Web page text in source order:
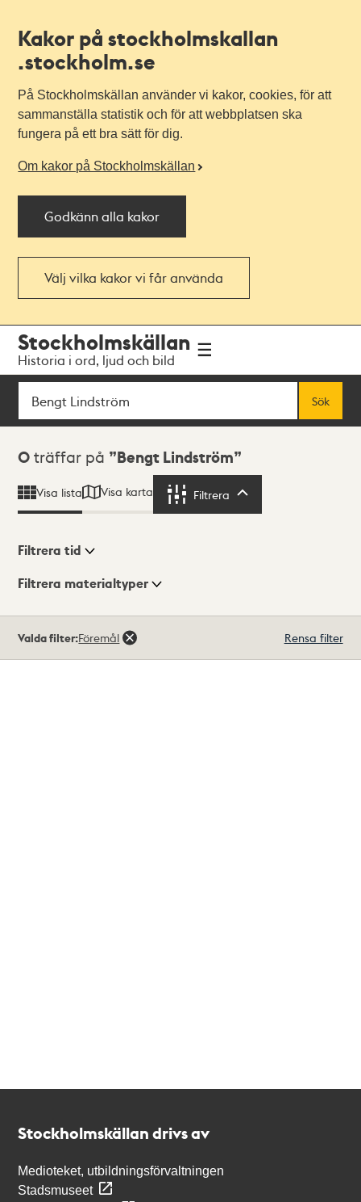
Kakor på stockholmskallan
.stockholm.se
På Stockholmskällan använder vi kakor, cookies, för att
sammanställa statistik och för att webbplatsen ska
fungera på ett bra sätt för dig.
Om kakor på Stockholmskällan
Godkänn alla kakor
Välj vilka kakor vi får använda
navigationen
huvudinnehållet
Stockholmskällan
Historia i ord, ljud och bild
Sök
Sök
Sökresultat
0 träffar på Bengt Lindström
Visa lista Visa karta Filtrera
Visningsläge
Filtrera tid
Filtrera materialtyper
träffar
Valda filter:Föremål Rensa filter
Stockholmskällan drivs av
Medioteket, utbildningsförvaltningen
Stadsmuseet